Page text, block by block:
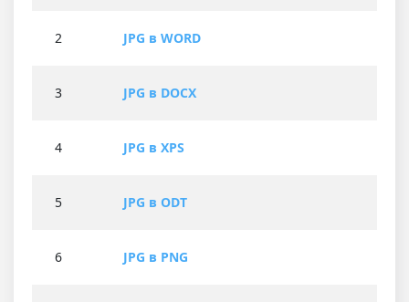
2 JPG в WORD
3 JPG в DOCX
4 JPG в XPS
5 JPG в ODT
6 JPG в PNG